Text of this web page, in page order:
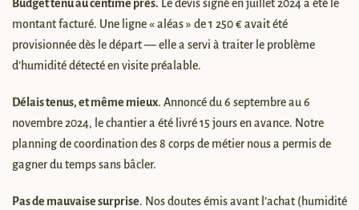
Budget tenu au centime près. Le devis signé en juillet 2024 a été le
montant facturé. Une ligne « aléas » de 1 250 € avait été
provisionnée dès le départ — elle a servi à traiter le problème
d’humidité détecté en visite préalable.
Délais tenus, et même mieux. Annoncé du 6 septembre au 6
novembre 2024, le chantier a été livré 15 jours en avance. Notre
planning de coordination des 8 corps de métier nous a permis de
gagner du temps sans bâcler.
Pas de mauvaise surprise. Nos doutes émis avant l’achat (humidité